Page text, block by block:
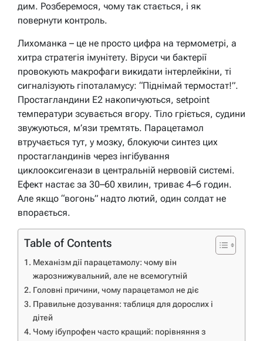
дим. Розберемося, чому так стається, і як
повернути контроль.
Лихоманка – це не просто цифра на термометрі, а
хитра стратегія імунітету. Віруси чи бактерії
провокують макрофаги викидати інтерлейкіни, ті
сигналізують гіпоталамусу: “Піднімай термостат!”.
Простагландини E2 накопичуються, setpoint
температури зсувається вгору. Тіло гріється, судини
звужуються, м’язи тремтять. Парацетамол
втручається тут, у мозку, блокуючи синтез цих
простагландинів через інгібування
циклооксигенази в центральній нервовій системі.
Ефект настає за 30–60 хвилин, триває 4–6 годин.
Але якщо “вогонь” надто лютий, один солдат не
впорається.
Table of Contents
Механізм дії парацетамолу: чому він
жарознижувальний, але не всемогутній
Головні причини, чому парацетамол не діє
Правильне дозування: таблиця для дорослих і
дітей
Чому ібупрофен часто кращий: порівняння з